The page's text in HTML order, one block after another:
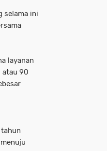
selama ini
layanan
atau 90